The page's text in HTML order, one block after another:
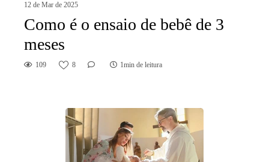
12 de Mar de 2025
Como é o ensaio de bebê de 3
meses
109 8 1min de leitura